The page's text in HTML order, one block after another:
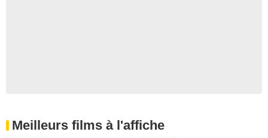
Meilleurs films à l'affiche